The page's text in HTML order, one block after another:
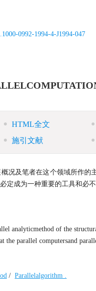
0992-1994-4-J1994-047
HTML全文
施引文献
况及笔者在这个领域所作
定成为一种重要的工具和必不
analyticmethod of the
the parallel computersand
/ Parallelalgorithm .